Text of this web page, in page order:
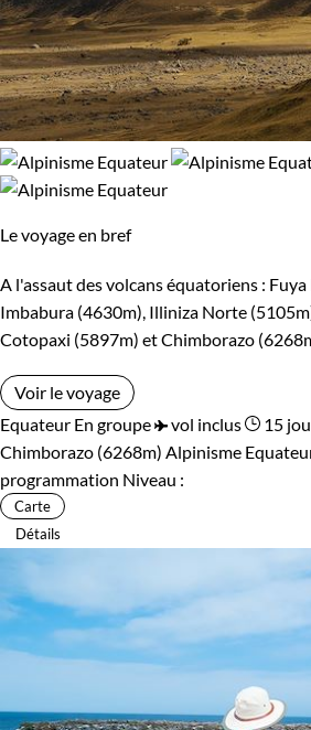
Le voyage en bref
A l'assaut des volcans équatoriens : Fuya
Imbabura (4630m), Illiniza Norte
Cotopaxi (5897m) et Chimborazo
Voir le voyage
Equateur En groupe vol inclus 15
Chimborazo (6268m) Alpinisme
programmation Niveau :
Carte
Détails